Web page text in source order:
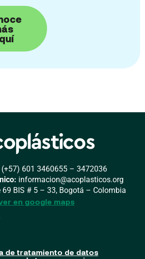
(+57) 601 3460655 – 3472036
informacion@acoplasticos.org
69 BIS # 5 – 33, Bogotá – Colombia
en google maps
de tratamiento de datos